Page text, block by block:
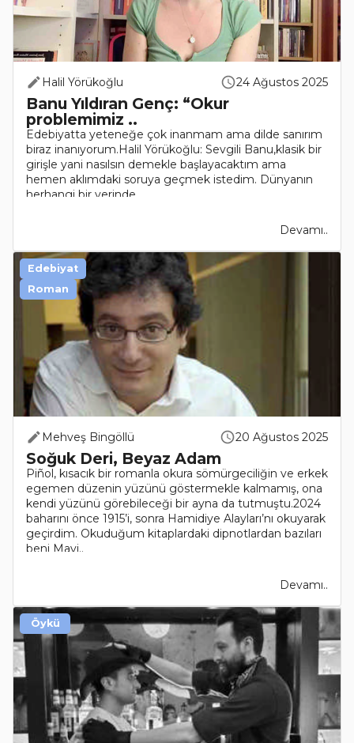
Halil Yörükoğlu 24 Ağustos 2025
Banu Yıldıran Genç: “Okur
problemimiz ..
Edebiyatta yeteneğe çok inanmam ama dilde sanırım
biraz inanıyorum.Halil Yörükoğlu: Sevgili Banu,klasik bir
girişle yani nasılsın demekle başlayacaktım ama
hemen aklımdaki soruya geçmek istedim. Dünyanın
herhangi bir yerinde..
Devamı..
Mehveş Bingöllü 20 Ağustos 2025
Soğuk Deri, Beyaz Adam
Piñol, kısacık bir romanla okura sömürgeciliğin ve erkek
egemen düzenin yüzünü göstermekle kalmamış, ona
kendi yüzünü görebileceği bir ayna da tutmuştu.2024
baharını önce 1915’i, sonra Hamidiye Alayları’nı okuyarak
geçirdim. Okuduğum kitaplardaki dipnotlardan bazıları
beni Mavi..
Devamı..
Edebiyat
Roman
Öykü